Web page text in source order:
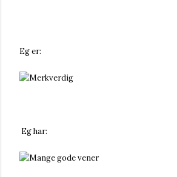
Eg er:
erkverdig
Eg har:
ange gode vener